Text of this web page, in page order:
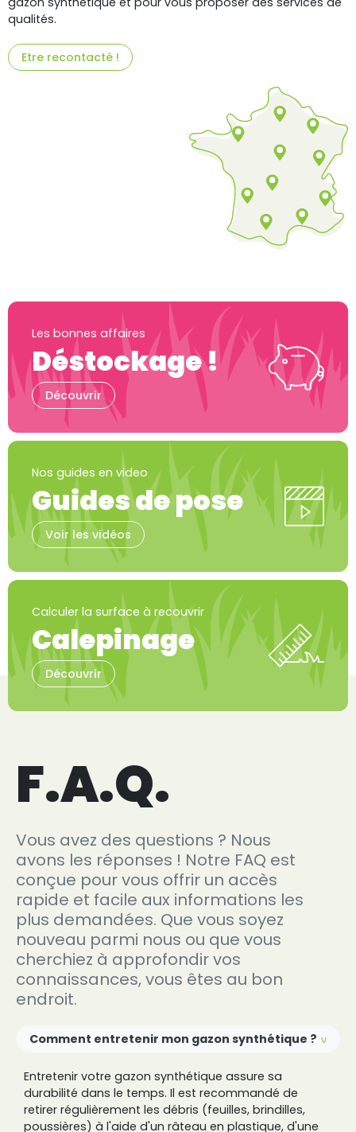
(36 avis)
qualités.
Etre recontacté !
Les bonnes affaires
Déstockage !
Découvrir
Nos guides en video
Guides de pose
Voir les vidéos
Calculer la surface à recouvrir
Calepinage
Découvrir
F.A.Q.
Vous avez des questions ? Nous
avons les réponses ! Notre FAQ est
conçue pour vous offrir un accès
rapide et facile aux informations les
plus demandées. Que vous soyez
nouveau parmi nous ou que vous
cherchiez à approfondir vos
connaissances, vous êtes au bon
endroit.
Comment entretenir mon gazon synthétique ?
Entretenir votre gazon synthétique assure sa
durabilité dans le temps. Il est recommandé de
retirer régulièrement les débris (feuilles, brindilles,
poussières) à l'aide d'un râteau en plastique, d'une